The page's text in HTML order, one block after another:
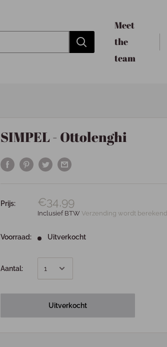
Meet
the
team
SIMPEL - Ottolenghi
Prijs: €34,99
Inclusief BTW Verzending wordt berekend
Voorraad: Uitverkocht
Aantal:
Uitverkocht